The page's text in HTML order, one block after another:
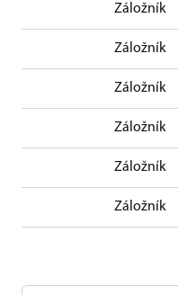
Záložník
Záložník
Záložník
Záložník
Záložník
Záložník